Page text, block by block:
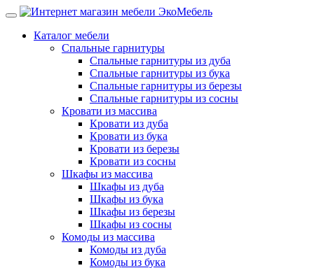
Каталог мебели
Спальные гарнитуры
Спальные гарнитуры из дуба
Спальные гарнитуры из бука
Спальные гарнитуры из березы
Спальные гарнитуры из сосны
Кровати из массива
Кровати из дуба
Кровати из бука
Кровати из березы
Кровати из сосны
Шкафы из массива
Шкафы из дуба
Шкафы из бука
Шкафы из березы
Шкафы из сосны
Комоды из массива
Комоды из дуба
Комоды из бука